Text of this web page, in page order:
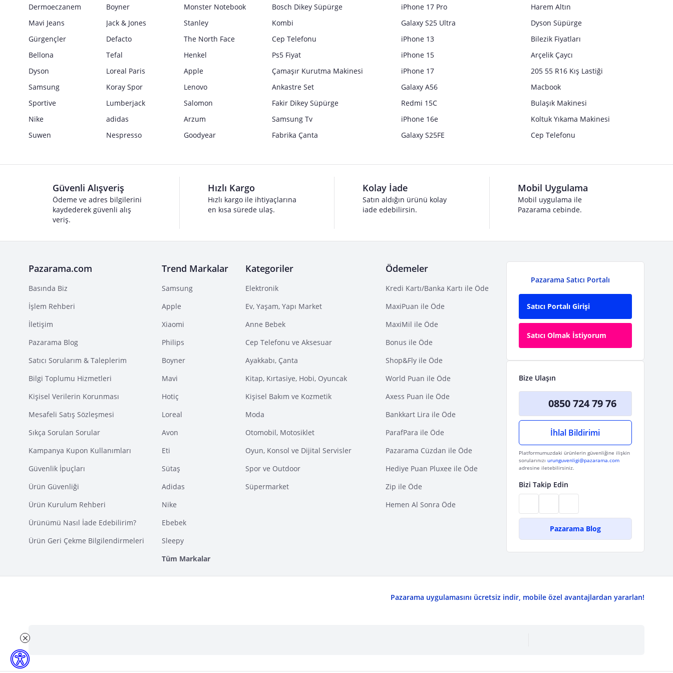
Dermoeczanem
Boyner
Monster Notebook
Mavi Jeans
Jack & Jones
Stanley
Gürgençler
Defacto
The North Face
Bellona
Tefal
Henkel
Dyson
Loreal Paris
Apple
Samsung
Koray Spor
Lenovo
Sportive
Lumberjack
Salomon
Nike
adidas
Arzum
Suwen
Nespresso Goodyear
Bosch Dikey Süpürge
Kombi
Cep Telefonu
Ps5 Fiyat
Çamaşır Kurutma Makinesi
Ankastre Set
Fakir Dikey Süpürge
Samsung Tv
Fabrika Çanta
iPhone 17 Pro
Galaxy S25 Ultra
iPhone 13
iPhone 15
iPhone 17
Galaxy A56
Redmi 15C
iPhone 16e
Galaxy S25FE
Harem Altın
Dyson Süpürge
Bilezik Fiyatları
Arçelik Çaycı
205 55 R16 Kış Lastiği
Macbook
Bulaşık Makinesi
Koltuk Yıkama Makinesi
Cep Telefonu
Güvenli Alışveriş
Ödeme ve adres bilgilerini
kaydederek güvenli alış
veriş.
Hızlı Kargo
Hızlı kargo ile ihtiyaçlarına
en kısa sürede ulaş.
Kolay İade
Satın aldığın ürünü kolay
iade edebilirsin.
Mobil Uygulama
Mobil uygulama ile
Pazarama cebinde.
Pazarama.com
Basında Biz
İşlem Rehberi
İletişim
Pazarama Blog
Satıcı Sorularım & Taleplerim
Bilgi Toplumu Hizmetleri
Kişisel Verilerin Korunması
Mesafeli Satış Sözleşmesi
Sıkça Sorulan Sorular
Kampanya Kupon Kullanımları
Güvenlik İpuçları
Ürün Güvenliği
Ürün Kurulum Rehberi
Ürünümü Nasıl İade Edebilirim?
Ürün Geri Çekme Bilgilendirmeleri
Trend Markalar
Samsung
Apple
Xiaomi
Philips
Boyner
Mavi
Hotiç
Loreal
Avon
Eti
Sütaş
Adidas
Nike
Ebebek
Sleepy
Tüm Markalar
Kategoriler
Elektronik
Ev, Yaşam, Yapı Market
Anne Bebek
Cep Telefonu ve Aksesuar
Ayakkabı, Çanta
Kitap, Kırtasiye, Hobi, Oyuncak
Kişisel Bakım ve Kozmetik
Moda
Otomobil, Motosiklet
Oyun, Konsol ve Dijital Servisler
Spor ve Outdoor
Süpermarket
Ödemeler
Kredi Kartı/Banka Kartı ile Öde
MaxiPuan ile Öde
MaxiMil ile Öde
Bonus ile Öde
Shop&Fly ile Öde
World Puan ile Öde
Axess Puan ile Öde
Bankkart Lira ile Öde
ParafPara ile Öde
Pazarama Cüzdan ile Öde
Hediye Puan Pluxee ile Öde
Zip ile Öde
Hemen Al Sonra Öde
Pazarama Satıcı Portalı
Satıcı Portalı Girişi
Satıcı Olmak İstiyorum
Bize Ulaşın
0850 724 79 76
İhlal Bildirimi
Platformumuzdaki ürünlerin güvenliğine ilişkin
sorularınızı urunguvenligi@pazarama.com
adresine iletebilirsiniz.
Bizi Takip Edin
Pazarama Blog
Pazarama uygulamasını ücretsiz indir, mobile özel avantajlardan yararlan!